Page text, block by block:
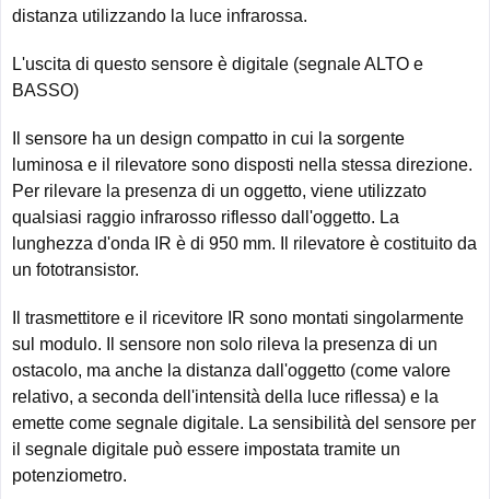
distanza utilizzando la luce infrarossa.
L'uscita di questo sensore è digitale (segnale ALTO e
BASSO)
Il sensore ha un design compatto in cui la sorgente
luminosa e il rilevatore sono disposti nella stessa direzione.
Per rilevare la presenza di un oggetto, viene utilizzato
qualsiasi raggio infrarosso riflesso dall'oggetto. La
lunghezza d'onda IR è di 950 mm. Il rilevatore è costituito da
un fototransistor.
Il trasmettitore e il ricevitore IR sono montati singolarmente
sul modulo. Il sensore non solo rileva la presenza di un
ostacolo, ma anche la distanza dall'oggetto (come valore
relativo, a seconda dell'intensità della luce riflessa) e la
emette come segnale digitale. La sensibilità del sensore per
il segnale digitale può essere impostata tramite un
potenziometro.